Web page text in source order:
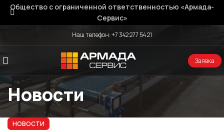
Наш телефон:+7 342 277 54 21
Заявка
Новости
НОВОСТИ
Общество с ограниченной ответственностью «Армада-
Сервис»